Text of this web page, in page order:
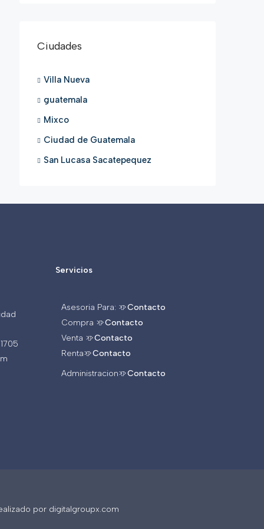
Ciudades
Villa Nueva
guatemala
Mixco
Ciudad de Guatemala
San Lucasa Sacatepequez
Servicios
Asesoria Para: >>Contacto
Compra >>Contacto
Venta >>Contacto
Renta>>Contacto
Administracion>>Contacto
por digitalgroupx.com